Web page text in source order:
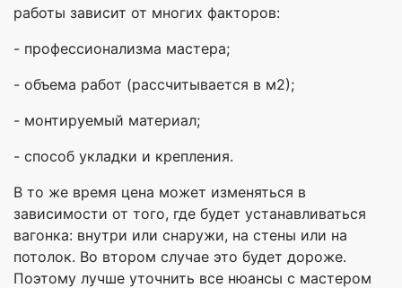
работы зависит от многих факторов:
- профессионализма мастера;
- объема работ (рассчитывается в м2);
- монтируемый материал;
- способ укладки и крепления.
В то же время цена может изменяться в
зависимости от того, где будет устанавливаться
вагонка: внутри или снаружи, на стены или на
потолок. Во втором случае это будет дороже.
Поэтому лучше уточнить все нюансы с мастером